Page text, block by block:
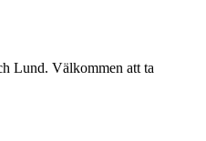
Lund. Välkommen att ta